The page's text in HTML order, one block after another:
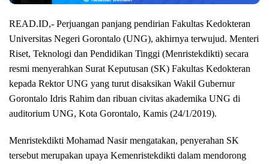
READ.ID,- Perjuangan panjang pendirian Fakultas Kedokteran
Universitas Negeri Gorontalo (UNG), akhirnya terwujud. Menteri
Riset, Teknologi dan Pendidikan Tinggi (Menristekdikti) secara
resmi menyerahkan Surat Keputusan (SK) Fakultas Kedokteran
kepada Rektor UNG yang turut disaksikan Wakil Gubernur
Gorontalo Idris Rahim dan ribuan civitas akademika UNG di
auditorium UNG, Kota Gorontalo, Kamis (24/1/2019).
Menristekdikti Mohamad Nasir mengatakan, penyerahan SK
tersebut merupakan upaya Kemenristekdikti dalam mendorong